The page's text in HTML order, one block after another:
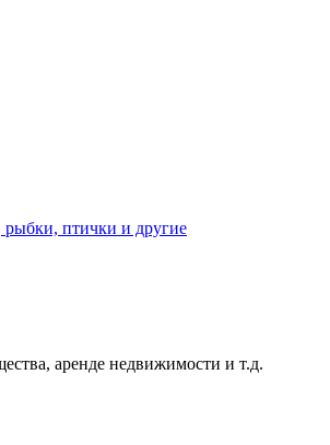
птички и другие
аренде недвижимости и т.д.